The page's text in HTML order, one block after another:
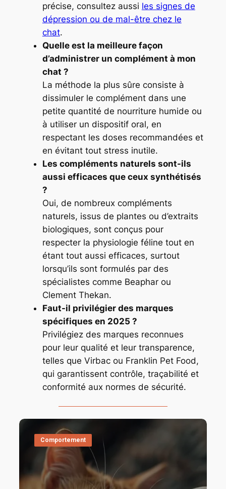
précise, consultez aussi les signes de
dépression ou de mal-être chez le
chat.
Quelle est la meilleure façon
d’administrer un complément à mon
chat ?
La méthode la plus sûre consiste à
dissimuler le complément dans une
petite quantité de nourriture humide ou
à utiliser un dispositif oral, en
respectant les doses recommandées et
en évitant tout stress inutile.
Les compléments naturels sont-ils
aussi efficaces que ceux synthétisés
?
Oui, de nombreux compléments
naturels, issus de plantes ou d’extraits
biologiques, sont conçus pour
respecter la physiologie féline tout en
étant tout aussi efficaces, surtout
lorsqu’ils sont formulés par des
spécialistes comme Beaphar ou
Clement Thekan.
Faut-il privilégier des marques
spécifiques en 2025 ?
Privilégiez des marques reconnues
pour leur qualité et leur transparence,
telles que Virbac ou Franklin Pet Food,
qui garantissent contrôle, traçabilité et
conformité aux normes de sécurité.
Comportement